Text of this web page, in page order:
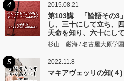
4 2015.08.21
第103講 「論語その3
し、三十にして立ち、
天命を知り、六十にし
するところに従いて矩を
杉山 厳海 / 名古屋大原学
5 2022.11.8
マキアヴェッリの知(